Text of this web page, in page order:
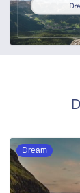
Dream